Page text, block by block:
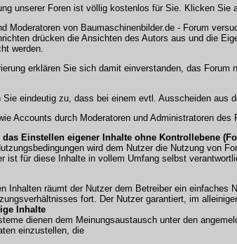
unserer Foren ist völlig kostenlos für Sie. Klicken
Moderatoren von Baumaschinenbilder.de - Forum
drücken die Ansichten des Autors aus und die
werden.
erklären Sie sich damit einverstanden, das
Sie eindeutig zu, dass bei einem evtl. Ausscheiden
Accounts durch Moderatoren und Administratoren
Einstellen eigener Inhalte ohne Kontrollebene
wird dem Nutzer die Nutzung von
ist für diese Inhalte in vollem Umfang selbst
Inhalten räumt der Nutzer dem Betreiber ein
fort. Der Nutzer garantiert, im
Inhalte
dienen dem Meinungsaustausch unter den
einzustellen, die